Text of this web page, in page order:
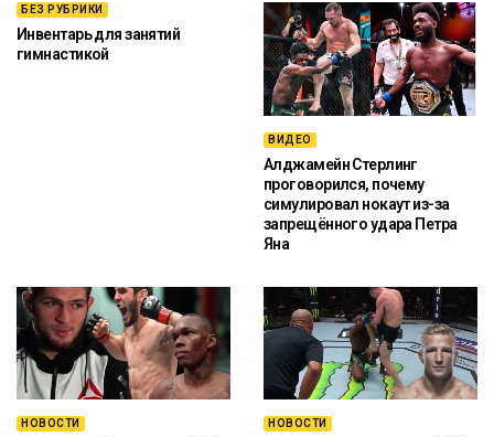
БЕЗ РУБРИКИ
Инвентарь для занятий
гимнастикой
ВИДЕО
Алджамейн Стерлинг
проговорился, почему
симулировал нокаут из-за
запрещённого удара Петра
Яна
НОВОСТИ НОВОСТИ